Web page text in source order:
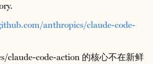
anthropics/claude-code-
claude-code-action 的核心不在新鲜